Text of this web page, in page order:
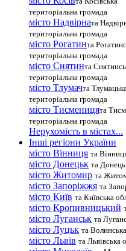
територіальна громада
місто Надвірната
територіальна громада
місто Рогатинта
територіальна громада
місто Снятинта
територіальна громада
місто Тлумачта
територіальна громада
місто Тисменицята
територіальна громада
Нерухомість в містах...
Інші регіони України
місто Вінниця та
місто Донецьк та
місто Житомир та
місто Запоріжжя та
місто Київ та Київська
місто Кропивницький
місто Луганськ та
місто Луцьк та
місто Львів та Львівська